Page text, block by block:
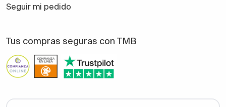
Seguir mi pedido
Tus compras seguras con TMB